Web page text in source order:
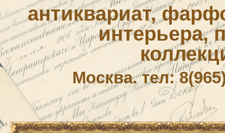
антиквариат,
интерьера,
Москва. тел: